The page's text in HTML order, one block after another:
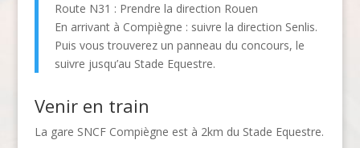
Route N31 : Prendre la direction Rouen
En arrivant à Compiègne : suivre la direction Senlis.
Puis vous trouverez un panneau du concours, le
suivre jusqu’au Stade Equestre.
Venir en train
La gare SNCF Compiègne est à 2km du Stade Equestre.